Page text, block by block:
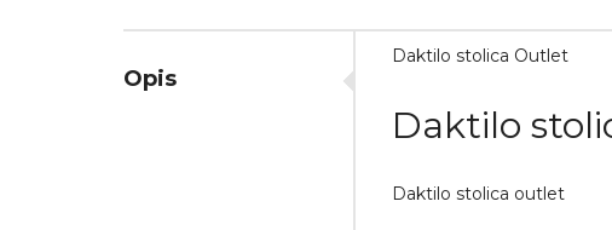
Opis
Daktilo stolica Outlet
Daktilo
Daktilo stolica outlet